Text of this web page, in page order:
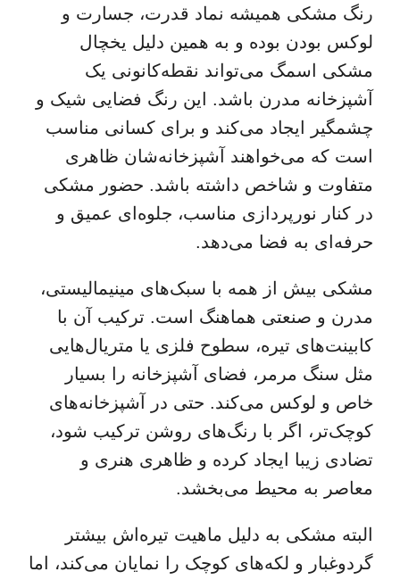
رنگ مشکی همیشه نماد قدرت، جسارت و
لوکس بودن بوده و به همین دلیل یخچال
مشکی اسمگ می‌تواند نقطه‌کانونی یک
آشپزخانه مدرن باشد. این رنگ فضایی شیک و
چشمگیر ایجاد می‌کند و برای کسانی مناسب
است که می‌خواهند آشپزخانه‌شان ظاهری
متفاوت و شاخص داشته باشد. حضور مشکی
در کنار نورپردازی مناسب، جلوه‌ای عمیق و
حرفه‌ای به فضا می‌دهد.
مشکی بیش از همه با سبک‌های مینیمالیستی،
مدرن و صنعتی هماهنگ است. ترکیب آن با
کابینت‌های تیره، سطوح فلزی یا متریال‌هایی
مثل سنگ مرمر، فضای آشپزخانه را بسیار
خاص و لوکس می‌کند. حتی در آشپزخانه‌های
کوچک‌تر، اگر با رنگ‌های روشن ترکیب شود،
تضادی زیبا ایجاد کرده و ظاهری هنری و
معاصر به محیط می‌بخشد.
البته مشکی به دلیل ماهیت تیره‌اش بیشتر
گردوغبار و لکه‌های کوچک را نمایان می‌کند، اما